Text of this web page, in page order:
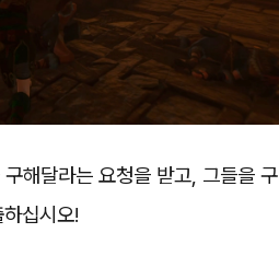
해달라는 요청을 받고, 그들을 구
십시오!